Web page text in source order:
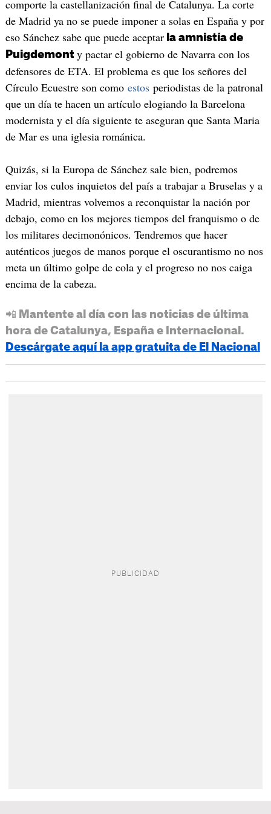
comporte la castellanización final de Catalunya. La corte
de Madrid ya no se puede imponer a solas en España y por
eso Sánchez sabe que puede aceptarla amnistía de
Puigdemont y pactar el gobierno de Navarra con los
defensores de ETA. El problema es que los señores del
Círculo Ecuestre son como estosperiodistas de la patronal
que un día te hacen un artículo elogiando la Barcelona
modernista y el día siguiente te aseguran que Santa Maria
de Mar es una iglesia románica.
Quizás, si la Europa de Sánchez sale bien, podremos
enviar los culos inquietos del país a trabajar a Bruselas y a
Madrid, mientras volvemos a reconquistar la nación por
debajo, como en los mejores tiempos del franquismo o de
los militares decimonónicos. Tendremos que hacer
auténticos juegos de manos porque el oscurantismo no nos
meta un último golpe de cola y el progreso no nos caiga
encima de la cabeza.
📲 Mantente al día con las noticias de última
hora de Catalunya, España e Internacional.
Descárgate aquí la app gratuita de El Nacional